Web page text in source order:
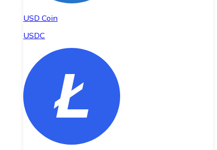
USD Coin
USDC